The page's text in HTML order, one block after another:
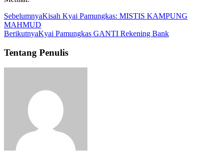
SebelumnyaKisah Kyai Pamungkas: MISTIS KAMPUNG
MAHMUD
BerikutnyaKyai Pamungkas GANTI Rekening Bank
Tentang Penulis